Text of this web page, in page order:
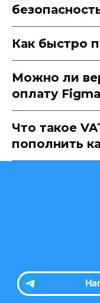
Как быстро
Можно ли
оплату
Что такое
пополнить